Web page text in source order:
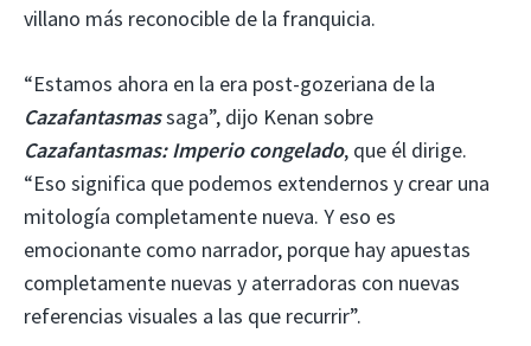
villano más reconocible de la franquicia.
“Estamos ahora en la era post-gozeriana de la
Cazafantasmassaga”, dijo Kenan sobre
Cazafantasmas: Imperio congelado, que él dirige.
“Eso significa que podemos extendernos y crear una
mitología completamente nueva. Y eso es
emocionante como narrador, porque hay apuestas
completamente nuevas y aterradoras con nuevas
referencias visuales a las que recurrir”.